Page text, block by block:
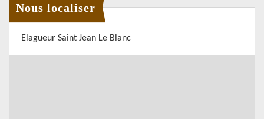
Nous localiser
Elagueur Saint Jean Le Blanc